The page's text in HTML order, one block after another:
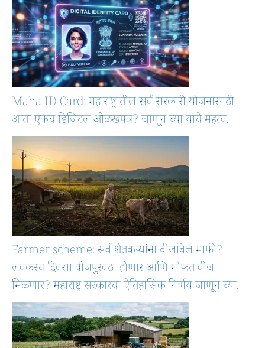
Maha ID Card: महाराष्ट्रातील सर्व सरकारी योजनांसाठी
आता एकच डिजिटल ओळखपत्र? जाणून घ्या याचे महत्व.
Farmer scheme: सर्व शेतकऱ्यांना वीजबिल माफी?
लवकरच दिवसा वीजपुरवठा होणार आणि मोफत वीज
मिळणार? महाराष्ट्र सरकारचा ऐतिहासिक निर्णय जाणून घ्या.